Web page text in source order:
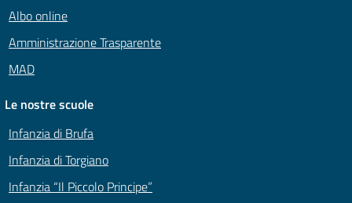
Albo online
Amministrazione Trasparente
MAD
Le nostre scuole
Infanzia di Brufa
Infanzia di Torgiano
Infanzia “Il Piccolo Principe”